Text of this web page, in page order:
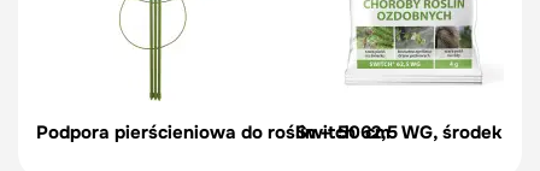
Podpora pierścieniowa do roślin – 50 cmSwitch 62,5 WG, środek